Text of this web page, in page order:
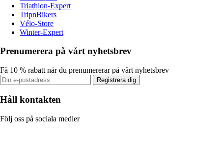
Triathlon-Expert
TripnBikers
Vélo-Store
Winter-Expert
Prenumerera på vårt nyhetsbrev
Få 10 % rabatt när du prenumererar på vårt nyhetsbrev
Registrera dig
Håll kontakten
Följ oss på sociala medier